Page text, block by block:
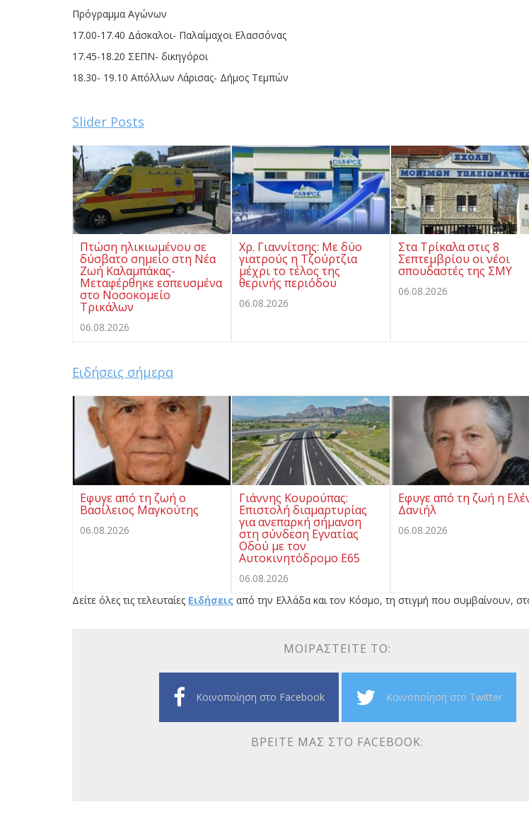
Πρόγραμμα Αγώνων
17.00-17.40 Δάσκαλοι- Παλαίμαχοι Ελασσόνας
17.45-18.20 ΣΕΠΝ- δικηγόροι
18.30- 19.10 Απόλλων Λάρισας- Δήμος Τεμπών
Slider Posts
Πτώση ηλικιωμένου σε
δύσβατο σημείο στη Νέα
Ζωή Καλαμπάκας-
Μεταφέρθηκε εσπευσμένα
στο Νοσοκομείο
Τρικάλων
06.08.2026
Χρ. Γιαννίτσης: Με δύο
γιατρούς η Τζούρτζια
μέχρι το τέλος της
θερινής περιόδου
06.08.2026
Στα Τρίκαλα στις 8
Σεπτεμβρίου οι νέοι
σπουδαστές της ΣΜΥ
06.08.2026
Ειδήσεις σήμερα
Eφυγε από τη ζωή ο
Βασίλειος Μαγκούτης
06.08.2026
Γιάννης Κουρούπας:
Επιστολή διαμαρτυρίας
για ανεπαρκή σήμανση
στη σύνδεση Εγνατίας
Οδού με τον
Αυτοκινητόδρομο Ε65
06.08.2026
Εφυγε από τη ζωή η
Δανιήλ
06.08.2026
Δείτε όλες τις τελευταίες Ειδήσεις από την Ελλάδα και τον Κόσμο, τη στιγμή που συμβαίνουν,
ΜΟΙΡΑΣΤΕΊΤΕ ΤΟ:
Κοινοποίηση στο Facebook Κοινοποίηση στο Twitter
ΒΡΕΊΤΕ ΜΑΣ ΣΤΟ FACEBOOK: